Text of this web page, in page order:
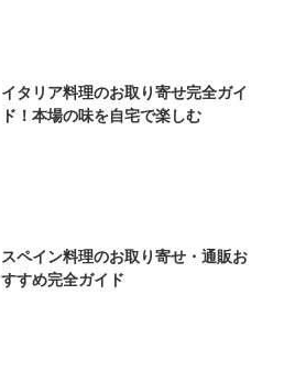
イタリア料理のお取り寄せ完全ガイ
ド！本場の味を自宅で楽しむ
スペイン料理のお取り寄せ・通販お
すすめ完全ガイド